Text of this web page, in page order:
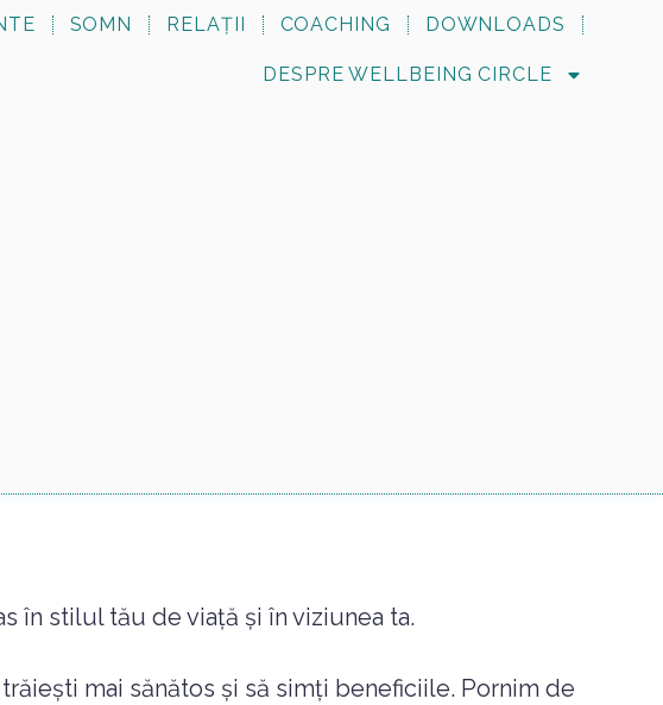
SOMN RELAȚII COACHING DOWNLOADS
DESPRE WELLBEING CIRCLE
în stilul tău de viață și în viziunea ta.
mai sănătos și să simți beneficiile. Pornim de